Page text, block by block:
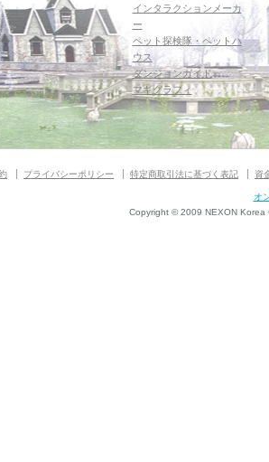
インタラクションメーカ
ー
ペット探検隊・ペットハ
ウス
ダンジョンガイド
マギグラフィ
プライバシーポリシー 特定商取引法に基づく表記 資
オ
Copyright © 2009 NEXON Korea